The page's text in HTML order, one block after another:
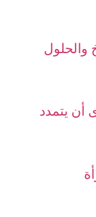
والحلول
أن يتمدد